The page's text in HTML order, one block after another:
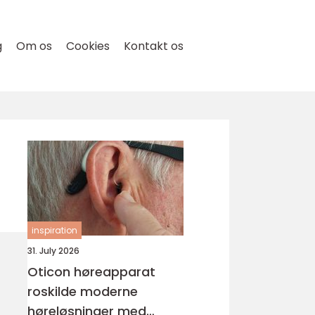
Om os Cookies Kontakt os
inspiration
31. July 2026
Oticon høreapparat
roskilde moderne
høreløsninger med